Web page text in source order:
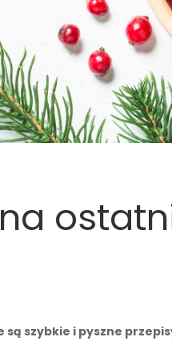
są szybkie i pyszne